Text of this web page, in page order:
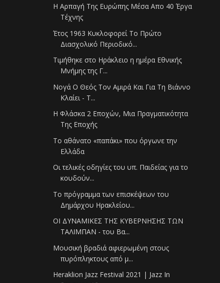
Η Αρπαγή Της Ευρώπης Μέσα Απο 40 Έργα
Τέχνης
Έτος 1963 Κυκλοφορεί Το Πρώτο
Διασχολικό Περιοδικό...
Τιμήθηκε στο Ηράκλειο η ημέρα Εθνικής
Μνήμης της Γ...
Νογά Ο Θεός Τον Αμιρά Και Για Τη Βιάννο
Κλαίει - Τ...
Η Φλάσκα 2 Εποχών, Μια Πραγματικότητα
Της Εποχής
Το αθάνατο «παπάκι» που όργωνε την
Ελλάδα
Οι τελικές οδηγίες του υπ. Παιδείας για το
κουδούν...
Το πρόγραμμα των επισκέψεων του
Δημάρχου Ηρακλείου...
ΟΙ ΔΥΝΑΜΙΚΕΣ ΤΗΣ ΚΥΒΕΡΝΗΣΗΣ ΤΩΝ
ΤΑΛΙΜΠΑΝ - του Βα...
Μουσική βραδιά αφιερωμένη στους
πυρόπληκτους από μ...
Heraklion Jazz Festival 2021 | Jazz In